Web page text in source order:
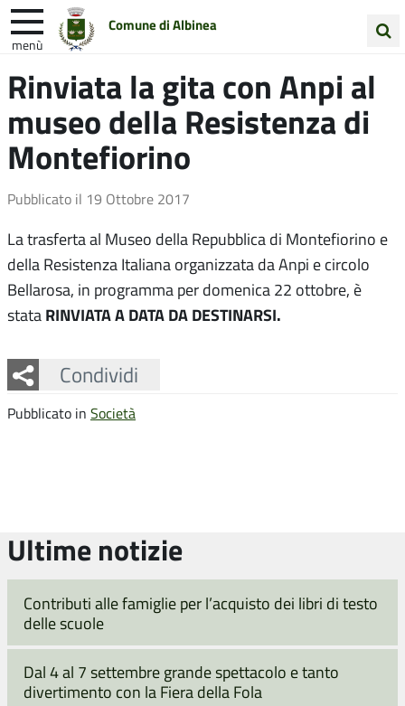
Comune di Albinea
menù
nel
sito
Entra in Comune Vivi Albinea
Unione Colline Matildiche
Rinviata la gita con Anpi al
museo della Resistenza di
Montefiorino
Pubblicato il 19 Ottobre 2017
La trasferta al Museo della Repubblica di Montefiorino e
della Resistenza Italiana organizzata da Anpi e circolo
Bellarosa, in programma per domenica 22 ottobre, è
stata RINVIATA A DATA DA DESTINARSI.
Condividi
Facebook
Twitter
Whatsapp
Pubblicato in Società
Ultime notizie
Contributi alle famiglie per l’acquisto dei libri di testo
delle scuole
Dal 4 al 7 settembre grande spettacolo e tanto
divertimento con la Fiera della Fola